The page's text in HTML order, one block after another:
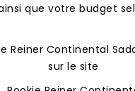
que votre budget
Reiner Continental
sur le site